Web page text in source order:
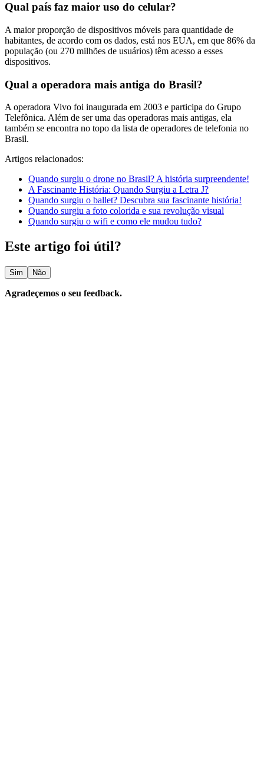
Qual país faz maior uso do celular?
A maior proporção de dispositivos móveis para quantidade de
habitantes, de acordo com os dados, está nos EUA, em que 86% da
população (ou 270 milhões de usuários) têm acesso a esses
dispositivos.
Qual a operadora mais antiga do Brasil?
A operadora Vivo foi inaugurada em 2003 e participa do Grupo
Telefônica. Além de ser uma das operadoras mais antigas, ela
também se encontra no topo da lista de operadores de telefonia no
Brasil.
Artigos relacionados:
Quando surgiu o drone no Brasil? A história surpreendente!
A Fascinante História: Quando Surgiu a Letra J?
Quando surgiu o ballet? Descubra sua fascinante história!
Quando surgiu a foto colorida e sua revolução visual
Quando surgiu o wifi e como ele mudou tudo?
Este artigo foi útil?
Sim Não
Agradeçemos o seu feedback.